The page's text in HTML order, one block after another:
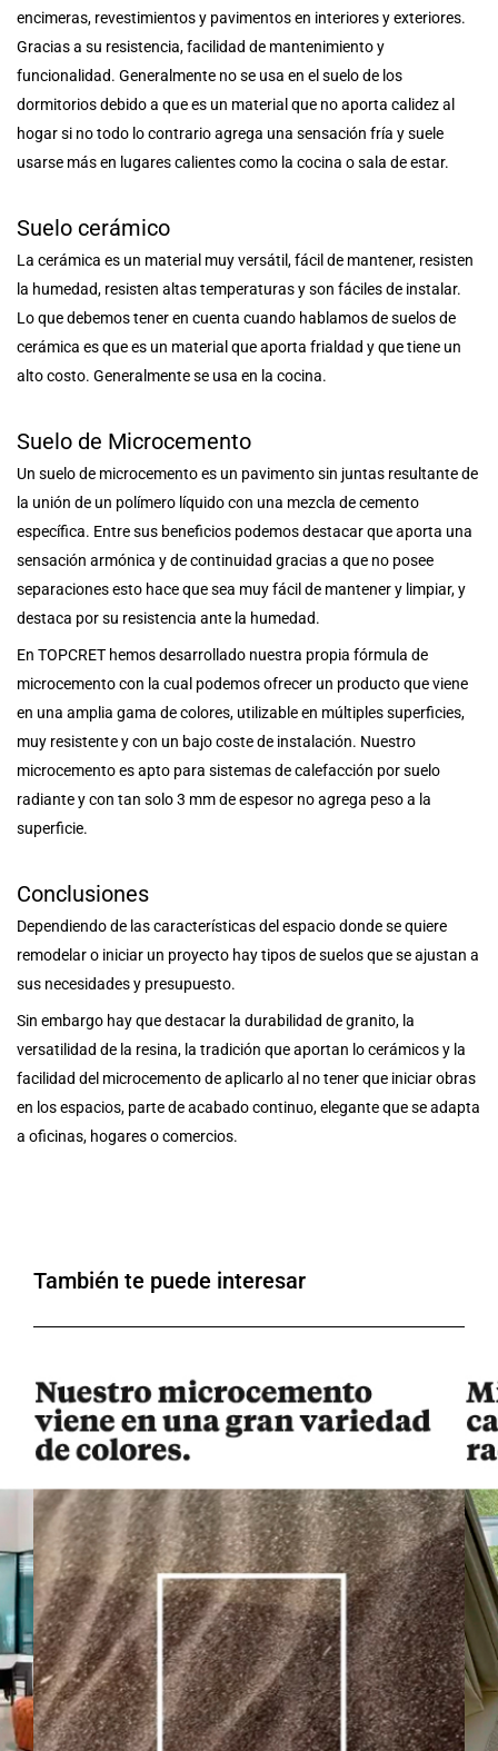
encimeras, revestimientos y pavimentos en interiores y exteriores.
Gracias a su resistencia, facilidad de mantenimiento y
funcionalidad. Generalmente no se usa en el suelo de los
dormitorios debido a que es un material que no aporta calidez al
hogar si no todo lo contrario agrega una sensación fría y suele
usarse más en lugares calientes como la cocina o sala de estar.
Suelo cerámico
La cerámica es un material muy versátil, fácil de mantener, resisten
la humedad, resisten altas temperaturas y son fáciles de instalar.
Lo que debemos tener en cuenta cuando hablamos de suelos de
cerámica es que es un material que aporta frialdad y que tiene un
alto costo. Generalmente se usa en la cocina.
Suelo de Microcemento
Un suelo de microcemento es un pavimento sin juntas resultante de
la unión de un polímero líquido con una mezcla de cemento
específica. Entre sus beneficios podemos destacar que aporta una
sensación armónica y de continuidad gracias a que no posee
separaciones esto hace que sea muy fácil de mantener y limpiar, y
destaca por su resistencia ante la humedad.
En TOPCRET hemos desarrollado nuestra propia fórmula de
microcemento con la cual podemos ofrecer un producto que viene
en una amplia gama de colores, utilizable en múltiples superficies,
muy resistente y con un bajo coste de instalación. Nuestro
microcemento es apto para sistemas de calefacción por suelo
radiante y con tan solo 3 mm de espesor no agrega peso a la
superficie.
Conclusiones
Dependiendo de las características del espacio donde se quiere
remodelar o iniciar un proyecto hay tipos de suelos que se ajustan a
sus necesidades y presupuesto.
Sin embargo hay que destacar la durabilidad de granito, la
versatilidad de la resina, la tradición que aportan lo cerámicos y la
facilidad del microcemento de aplicarlo al no tener que iniciar obras
en los espacios, parte de acabado continuo, elegante que se adapta
a oficinas, hogares o comercios.
También te puede interesar